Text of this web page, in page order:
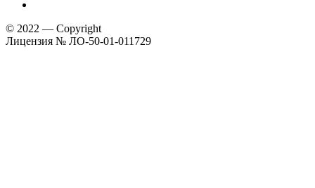
© 2022 — Copyright
Лицензия № ЛО-50-01-011729